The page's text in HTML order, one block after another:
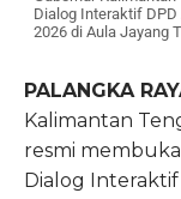
Dialog Interaktif DPD
2026 di Aula Jayang
PALANGKA
Kalimantan
resmi
Dialog Interaktif